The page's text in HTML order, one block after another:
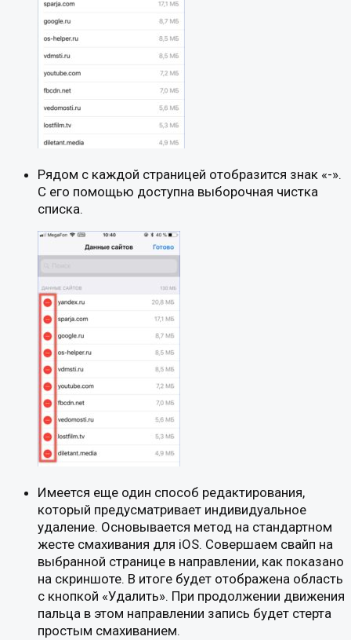
Рядом с каждой страницей отобразится знак «-».
С его помощью доступна выборочная чистка
списка.
Имеется еще один способ редактирования,
который предусматривает индивидуальное
удаление. Основывается метод на стандартном
жесте смахивания для iOS. Совершаем свайп на
выбранной странице в направлении, как показано
на скриншоте. В итоге будет отображена область
с кнопкой «Удалить». При продолжении движения
пальца в этом направлении запись будет стерта
простым смахиванием.